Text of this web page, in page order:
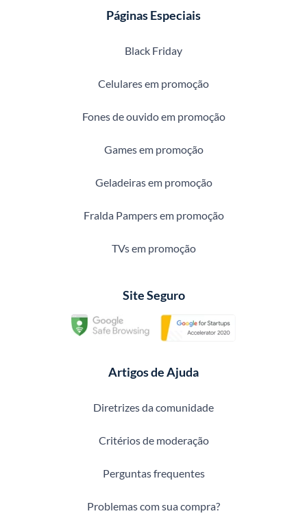
Páginas Especiais
Black Friday
Celulares em promoção
Fones de ouvido em promoção
Games em promoção
Geladeiras em promoção
Fralda Pampers em promoção
TVs em promoção
Site Seguro
Artigos de Ajuda
Diretrizes da comunidade
Critérios de moderação
Perguntas frequentes
Problemas com sua compra?